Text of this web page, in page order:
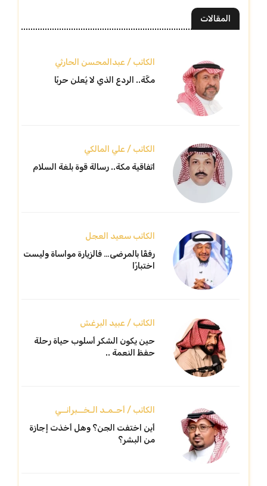
المقالات
الكاتب / عبدالمحسن الحارثي
مكّة.. الردع الذي لا يُعلن حربًا
الكاتب / علي المالكي
اتفاقية مكة.. رسالة قوة بلغة السلام
الكاتب سعيد العجل
رفقًا بالمرضى… فالزيارة مواساة وليست
اختبارًا
الكاتب / عبيد البرغش
حين يكون الشكر أسلوب حياة رحلة
حفظ النعمة ..
الكاتب / أحـمـد الـخــبرانــي
أين اختفت الجن؟ وهل أخذت إجازة
من البشر؟